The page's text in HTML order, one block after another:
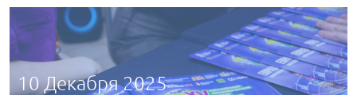
10 Декабря 2025